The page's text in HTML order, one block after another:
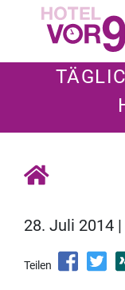
28. Juli 2014
Teilen